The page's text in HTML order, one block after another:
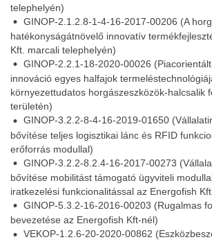
telephelyén)
GINOP-2.1.2.8-1-4-16-2017-00206 (A
hatékonyságátnövelő innovatív
Kft. marcali telephelyén)
GINOP-2.2.1-18-2020-00026
innováció egyes halfajok
környezettudatos horgászeszközök-halcsalik
területén)
GINOP-3.2.2-8-4-16-2019-01650
bővítése teljes logisztikai lánc és RFID
erőforrás modullal)
GINOP-3.2.2-8.2.4-16-2017-00273
bővítése mobilitást támogató ügyviteli
iratkezelési funkcionalitással az Energofish
GINOP-5.3.2-16-2016-00203 (Rugalmas
bevezetése az Energofish Kft-nél)
VEKOP-1.2.6-20-2020-00862